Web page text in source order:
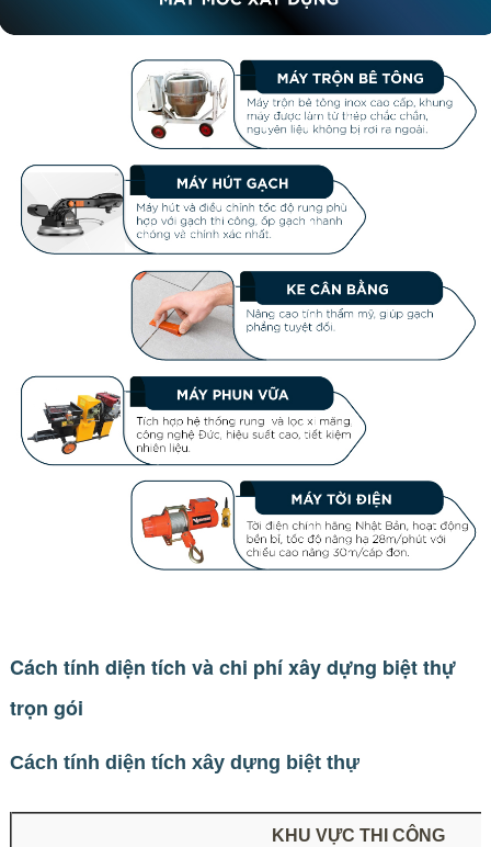
Cách tính diện tích và chi phí xây dựng biệt thự
trọn gói
Cách tính diện tích xây dựng biệt thự
KHU VỰC THI CÔNG